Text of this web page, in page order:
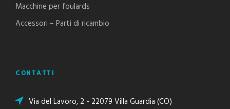
Macchine per foulards
Accessori – Parti di ricambio
CONTATTI
Via del Lavoro, 2 - 22079 Villa Guardia (CO)